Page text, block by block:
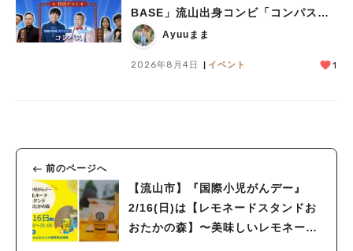
BASE」流山出身コンビ「コンパス」
も登場！8/23（日）
Ayuuまま
2026年8月4日 イベント 1
前のページへ
【流山市】『国際小児がんデー』
2/16(日)は【レモネードスタンドお
おたかの森】〜美味しいレモネード